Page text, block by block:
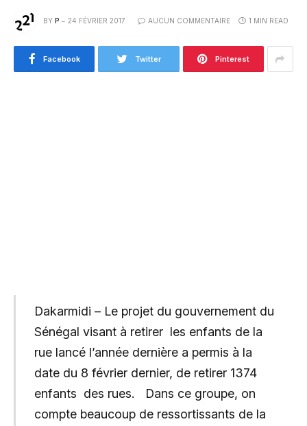
BY P 24 FÉVRIER 2017 AUCUN COMMENTAIRE 1 MIN READ
Facebook Twitter Pinterest
Dakarmidi – Le projet du gouvernement du
Sénégal visant à retirer les enfants de la
rue lancé l’année dernière a permis à la
date du 8 février dernier, de retirer 1374
enfants des rues. Dans ce groupe, on
compte beaucoup de ressortissants de la